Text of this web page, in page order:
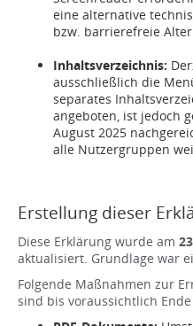
eine alternative
bzw. barrierefreie
Inhaltsverzeichnis:
ausschließlich die
separates
angeboten, ist jedoch
August 2025
alle Nutzergruppen
Erstellung dieser
Diese Erklärung wurde am
aktualisiert. Grundlage war
Folgende Maßnahmen zur
sind bis voraussichtlich